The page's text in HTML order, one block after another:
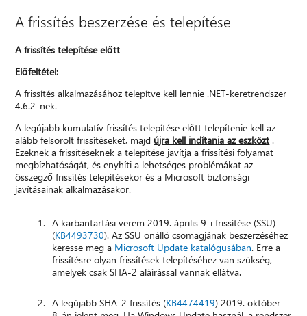
A frissítés beszerzése és telepítése
A frissítés telepítése előtt
Előfeltétel:
A frissítés alkalmazásához telepítve kell lennie .NET-keretrendszer
4.6.2-nek.
A legújabb kumulatív frissítés telepítése előtt telepítenie kell az
alább felsorolt frissítéseket, majd újra kell indítania az eszközt .
Ezeknek a frissítéseknek a telepítése javítja a frissítési folyamat
megbízhatóságát, és enyhíti a lehetséges problémákat az
összegző frissítés telepítésekor és a Microsoft biztonsági
javításainak alkalmazásakor.
A karbantartási verem 2019. április 9-i frissítése (SSU)
(KB4493730). Az SSU önálló csomagjának beszerzéséhez
keresse meg a Microsoft Update katalógusában. Erre a
frissítésre olyan frissítések telepítéséhez van szükség,
amelyek csak SHA-2 aláírással vannak ellátva.
A legújabb SHA-2 frissítés (KB4474419) 2019. október